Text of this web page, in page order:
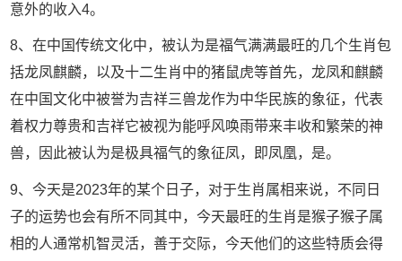
意外的收入4。
8、在中国传统文化中，被认为是福气满满最旺的几个生肖包
括龙凤麒麟，以及十二生肖中的猪鼠虎等首先，龙凤和麒麟
在中国文化中被誉为吉祥三兽龙作为中华民族的象征，代表
着权力尊贵和吉祥它被视为能呼风唤雨带来丰收和繁荣的神
兽，因此被认为是极具福气的象征凤，即凤凰，是。
9、今天是2023年的某个日子，对于生肖属相来说，不同日
子的运势也会有所不同其中，今天最旺的生肖是猴子猴子属
相的人通常机智灵活，善于交际，今天他们的这些特质会得